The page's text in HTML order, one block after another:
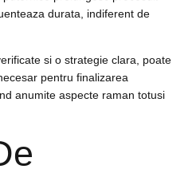
durata, indiferent de
si o strategie clara, poate
pentru finalizarea
anumite aspecte raman totusi